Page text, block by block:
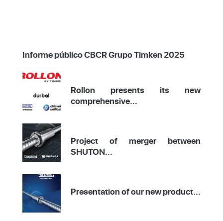
Informe público CBCR Grupo Timken 2025
Rollon presents its new
comprehensive...
Project of merger between
SHUTON...
Presentation of our new product...